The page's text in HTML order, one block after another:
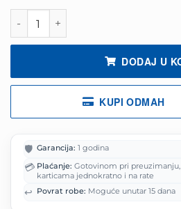
Grafička BIOSTAR VGA 2060
DODAJ U
KUPI ODMAH
🛡️ Garancija: 1 godina
💳 Plaćanje: Gotovinom pri
karticama jednokratno i na rate
↩️ Povrat robe: Moguće unutar 15 dana